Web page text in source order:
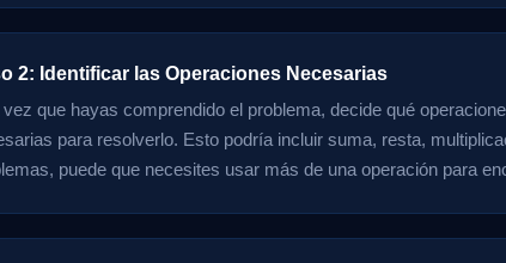
2: Identificar las Operaciones Necesarias
vez que hayas comprendido el problema, decide qué
para resolverlo. Esto podría incluir suma, resta,
puede que necesites usar más de una operación para